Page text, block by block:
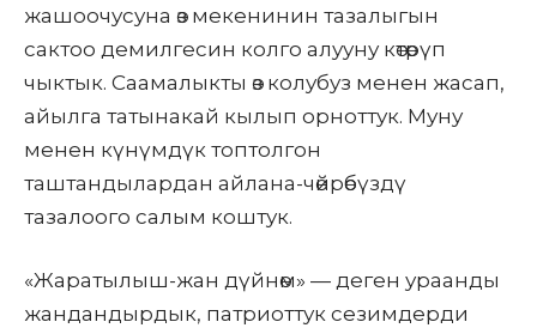
жашоочусуна өз мекенинин тазалыгын
сактоо демилгесин колго алууну көтөрүп
чыктык. Саамалыкты өз колубуз менен жасап,
айылга татынакай кылып орноттук. Муну
менен күнүмдүк топтолгон
таштандылардан айлана-чөйрөбүздү
тазалоого салым коштук.
«Жаратылыш-жан дүйнөм» — деген ураанды
жандандырдык, патриоттук сезимдерди